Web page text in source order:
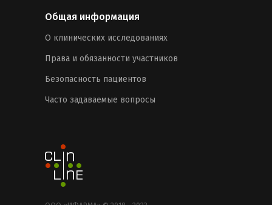
Общая информация
О клинических исследованиях
Права и обязанности участников
Безопасность пациентов
Часто задаваемые вопросы